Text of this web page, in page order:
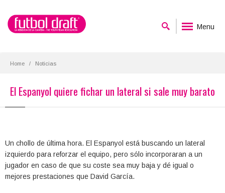
Menu
Home Noticias
El Espanyol quiere fichar un lateral si sale muy barato
Un chollo de última hora. El Espanyol está buscando un lateral
izquierdo para reforzar el equipo, pero sólo incorporaran a un
jugador en caso de que su coste sea muy baja y dé igual o
mejores prestaciones que David García.